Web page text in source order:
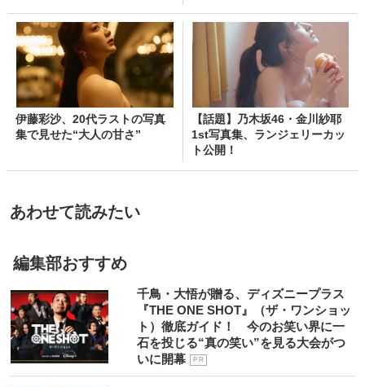
伊藤彩沙、20代ラストの写真
集で見せた“大人の甘さ”
【話題】乃木坂46・金川紗耶
1st写真集、ランジェリーカッ
ト公開！
あわせて読みたい
編集部おすすめ
千鳥・大悟が贈る、ディズニープラス
『THE ONE SHOT』（ザ・ワンショッ
ト）徹底ガイド！ 今のお笑い界に一
石を投じる“真の笑い”を見る大会がつ
いに開幕
P R